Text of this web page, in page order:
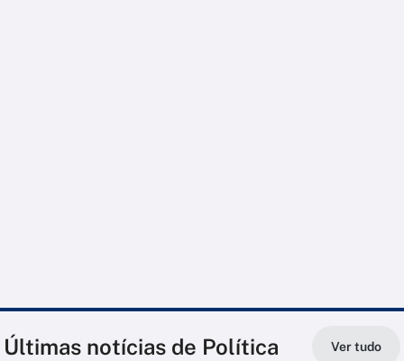
Últimas notícias de Política Ver tudo